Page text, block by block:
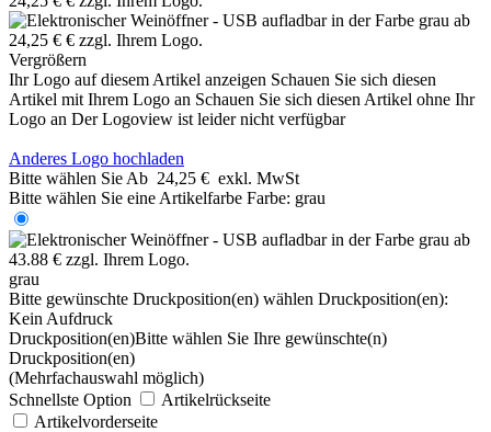
Vergrößern
Ihr Logo auf diesem Artikel anzeigen Schauen Sie sich diesen
Artikel mit Ihrem Logo an Schauen Sie sich diesen Artikel ohne Ihr
Logo an Der Logoview ist leider nicht verfügbar
Anderes Logo hochladen
Bitte wählen Sie Ab 24,25 € exkl. MwSt
Bitte wählen Sie eine Artikelfarbe Farbe: grau
grau
Bitte gewünschte Druckposition(en) wählen Druckposition(en):
Kein Aufdruck
Druckposition(en)Bitte wählen Sie Ihre gewünschte(n)
Druckposition(en)
(Mehrfachauswahl möglich)
Schnellste Option
Artikelrückseite
Artikelvorderseite